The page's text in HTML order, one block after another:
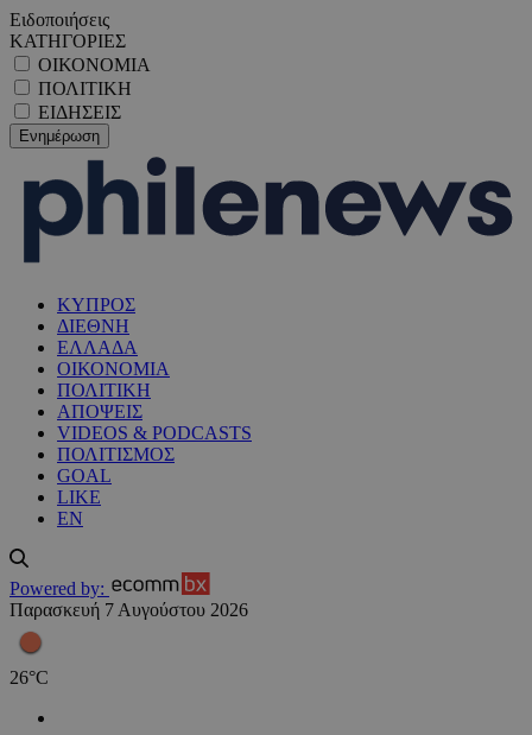
Ειδοποιήσεις
ΚΑΤΗΓΟΡΙΕΣ
ΟΙΚΟΝΟΜΙΑ
ΠΟΛΙΤΙΚΗ
ΕΙΔΗΣΕΙΣ
ΚΥΠΡΟΣ
ΔΙΕΘΝΗ
ΕΛΛΑΔΑ
ΟΙΚΟΝΟΜΙΑ
ΠΟΛΙΤΙΚΗ
ΑΠΟΨΕΙΣ
VIDEOS & PODCASTS
ΠΟΛΙΤΙΣΜΟΣ
GOAL
LIKE
EN
Powered by:
Παρασκευή 7 Αυγούστου 2026
26°C